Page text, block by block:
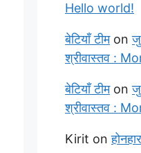
Hello world!
बेटियाँ टीमon
श्रीवास्तव :
बेटियाँ टीमon
श्रीवास्तव :
Kirit on